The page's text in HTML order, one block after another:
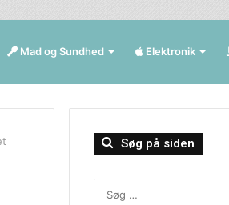
Mad og Sundhed Elektronik
Søg på siden